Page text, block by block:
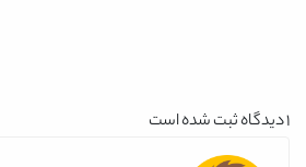
دیدگاه ثبت شده است